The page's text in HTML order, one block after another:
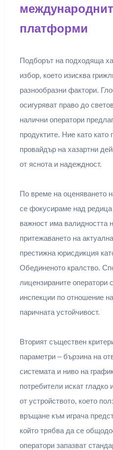
платформи
Подборът на подходящa
избор, което изисква
разнообразни фактори.
осигуряват право до
налични оператори
продуктите. Ние като
провайдър на хазартни
от яснота и надеждност.
По време на оценяването
се фокусираме над редица
важност има валидността
притежаването на
престижна юрисдикция
Обединеното кралство.
лицензираните оператори
инспекции по отношение
паричната устойчивост.
Вторият съществен
параметри – бързина на
системата и ниво на
потребители искат гладко
от устройството, което
връщане към играча
който трябва да се
оператори запазват